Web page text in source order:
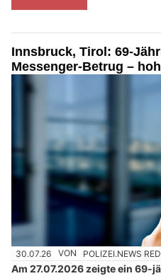
Innsbruck, Tirol: 69-
Messenger-Betrug –
30.07.26 VON POLIZEI.NEWS
Am 27.07.2026 zeigte ein 69-